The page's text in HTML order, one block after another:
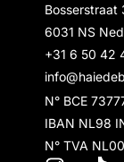
Bosserstraat
6031 NS
+31 6 50 42
N° BCE
IBAN NL98
N° TVA